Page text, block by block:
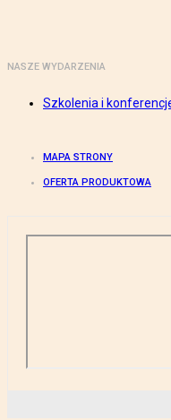
NASZE WYDARZENIA
Szkolenia i
MAPA STRONY
OFERTA PRODUKTOWA